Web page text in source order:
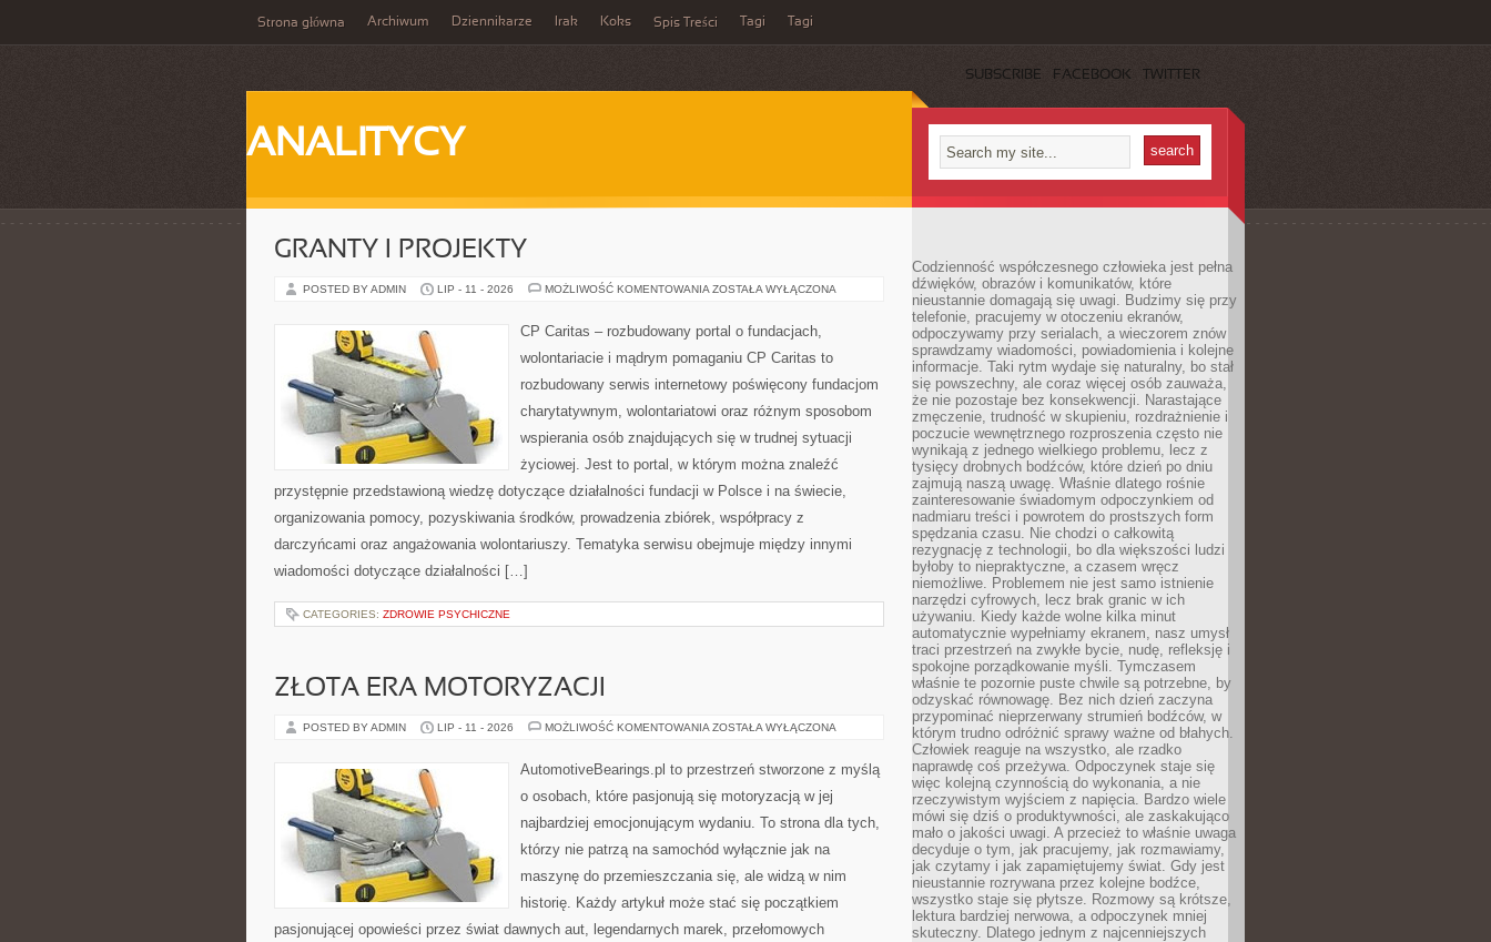
Strona główna Archiwum Dziennikarze Irak Koks Spis Treści Tagi Tagi
SUBSCRIBE FACEBOOK TWITTER
ANALITYCY
GRANTY I PROJEKTY
POSTED BY ADMIN LIP - 11 - 2026 MOŻLIWOŚĆ KOMENTOWANIA GRANTY
ZOSTAŁA WYŁĄCZONA
CP Caritas – rozbudowany portal o fundacjach,
wolontariacie i mądrym pomaganiu CP Caritas to
rozbudowany serwis internetowy poświęcony fundacjom
charytatywnym, wolontariatowi oraz różnym sposobom
wspierania osób znajdujących się w trudnej sytuacji
życiowej. Jest to portal, w którym można znaleźć
przystępnie przedstawioną wiedzę dotyczące działalności fundacji w Polsce i na świecie,
organizowania pomocy, pozyskiwania środków, prowadzenia zbiórek, współpracy z
darczyńcami oraz angażowania wolontariuszy. Tematyka serwisu obejmuje między innymi
wiadomości dotyczące działalności […]
CATEGORIES: ZDROWIE PSYCHICZNE
ZŁOTA ERA MOTORYZACJI
POSTED BY ADMIN LIP - 11 - 2026 MOŻLIWOŚĆ KOMENTOWANIA ZŁOTA
ZOSTAŁA WYŁĄCZONA
AutomotiveBearings.pl to przestrzeń stworzone z myślą
o osobach, które pasjonują się motoryzacją w jej
najbardziej emocjonującym wydaniu. To strona dla tych,
którzy nie patrzą na samochód wyłącznie jak na
maszynę do przemieszczania się, ale widzą w nim
historię. Każdy artykuł może stać się początkiem
pasjonującej opowieści przez świat dawnych aut, legendarnych marek, przełomowych
Codzienność współczesnego człowieka jest pełna
dźwięków, obrazów i komunikatów, które
nieustannie domagają się uwagi. Budzimy się przy
telefonie, pracujemy w otoczeniu ekranów,
odpoczywamy przy serialach, a wieczorem znów
sprawdzamy wiadomości, powiadomienia i kolejne
informacje. Taki rytm wydaje się naturalny, bo stał
się powszechny, ale coraz więcej osób zauważa,
że nie pozostaje bez konsekwencji. Narastające
zmęczenie, trudność w skupieniu, rozdrażnienie i
poczucie wewnętrznego rozproszenia często nie
wynikają z jednego wielkiego problemu, lecz z
tysięcy drobnych bodźców, które dzień po dniu
zajmują naszą uwagę. Właśnie dlatego rośnie
zainteresowanie świadomym odpoczynkiem od
nadmiaru treści i powrotem do prostszych form
spędzania czasu. Nie chodzi o całkowitą
rezygnację z technologii, bo dla większości ludzi
byłoby to niepraktyczne, a czasem wręcz
niemożliwe. Problemem nie jest samo istnienie
narzędzi cyfrowych, lecz brak granic w ich
używaniu. Kiedy każde wolne kilka minut
automatycznie wypełniamy ekranem, nasz umysł
traci przestrzeń na zwykłe bycie, nudę, refleksję i
spokojne porządkowanie myśli. Tymczasem
właśnie te pozornie puste chwile są potrzebne, by
odzyskać równowagę. Bez nich dzień zaczyna
przypominać nieprzerwany strumień bodźców, w
którym trudno odróżnić sprawy ważne od błahych.
Człowiek reaguje na wszystko, ale rzadko
naprawdę coś przeżywa. Odpoczynek staje się
więc kolejną czynnością do wykonania, a nie
rzeczywistym wyjściem z napięcia. Bardzo wiele
mówi się dziś o produktywności, ale zaskakująco
mało o jakości uwagi. A przecież to właśnie uwaga
decyduje o tym, jak pracujemy, jak rozmawiamy,
jak czytamy i jak zapamiętujemy świat. Gdy jest
nieustannie rozrywana przez kolejne bodźce,
wszystko staje się płytsze. Rozmowy są krótsze,
lektura bardziej nerwowa, a odpoczynek mniej
skuteczny. Dlatego jednym z najcenniejszych